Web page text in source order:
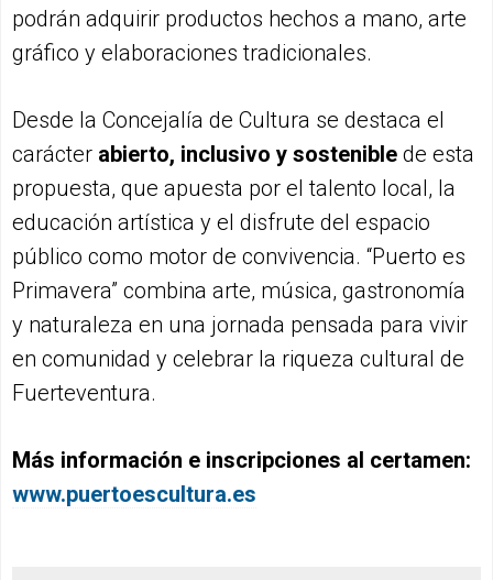
podrán adquirir productos hechos a mano, arte
gráfico y elaboraciones tradicionales.
Desde la Concejalía de Cultura se destaca el
carácter abierto, inclusivo y sostenible de esta
propuesta, que apuesta por el talento local, la
educación artística y el disfrute del espacio
público como motor de convivencia. “Puerto es
Primavera” combina arte, música, gastronomía
y naturaleza en una jornada pensada para vivir
en comunidad y celebrar la riqueza cultural de
Fuerteventura.
Más información e inscripciones al certamen:
www.puertoescultura.es